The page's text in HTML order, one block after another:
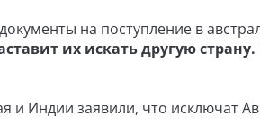
на поступление в
их искать другую
и Индии заявили, что исключат